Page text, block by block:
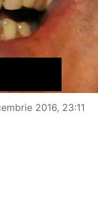
2016, 23:11